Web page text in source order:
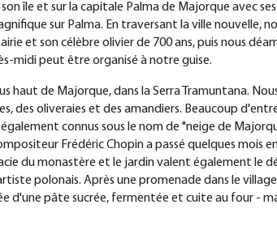
île et sur la capitale Palma de Majorque avec
sur Palma. En traversant la ville nouvelle,
et son célèbre olivier de 700 ans, puis nous
midi peut être organisé à notre guise.
haut de Majorque, dans la Serra Tramuntana.
des oliveraies et des amandiers. Beaucoup
connus sous le nom de "neige de
Frédéric Chopin a passé quelques mois
du monastère et le jardin valent également le
polonais. Après une promenade dans le
d'une pâte sucrée, fermentée et cuite au four -